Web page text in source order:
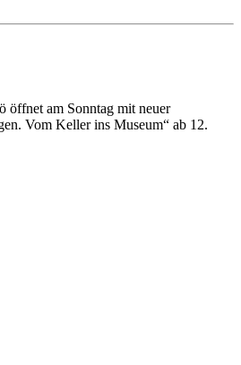
öffnet am Sonntag mit neuer
Vom Keller ins Museum“ ab 12.